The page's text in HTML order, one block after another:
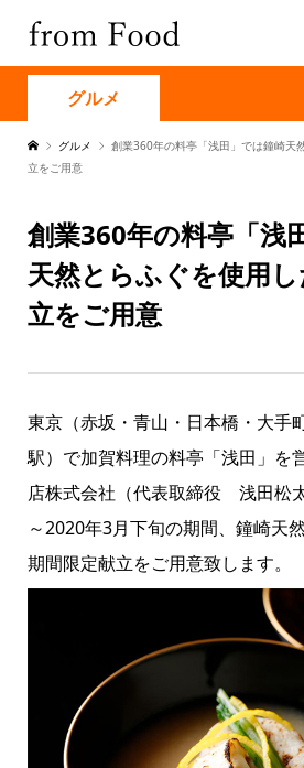
グルメ
グルメ
創業360年の料亭「浅田」では鐘崎天
立をご用意
創業360年の料亭「浅
天然とらふぐを使用
立をご用意
東京（赤坂・青山・日本橋・大手
駅）で加賀料理の料亭「浅田」を
店株式会社（代表取締役 浅田松
～2020年3月下旬の期間、鐘崎天
期間限定献立をご用意致します。